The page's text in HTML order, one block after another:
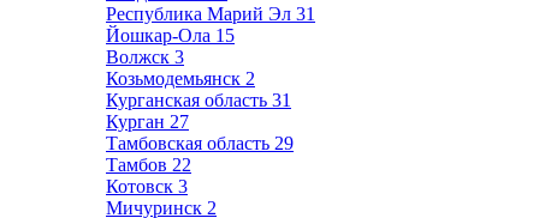
Республика Марий Эл 31
Йошкар-Ола 15
Волжск 3
Козьмодемьянск 2
Курганская область 31
Курган 27
Тамбовская область 29
Тамбов 22
Котовск 3
Мичуринск 2